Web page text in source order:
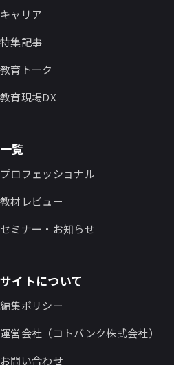
キャリア
特集記事
教育トーク
教育現場DX
一覧
プロフェッショナル
教材レビュー
セミナー・お知らせ
サイトについて
編集ポリシー
運営会社（コトバンク株式会社）
お問い合わせ